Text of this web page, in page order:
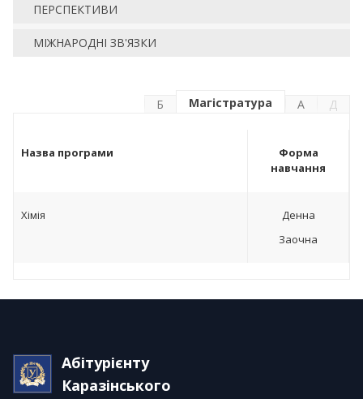
Б Магістратура А Д
Назва програми
Форма
навчання
хімія
Денна
Заочна
ПЕРСПЕКТИВИ
МІЖНАРОДНІ ЗВ'ЯЗКИ
Абітурієнту
Каразінського